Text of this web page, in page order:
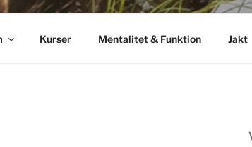
Kurser Mentalitet & Funktion Jakt